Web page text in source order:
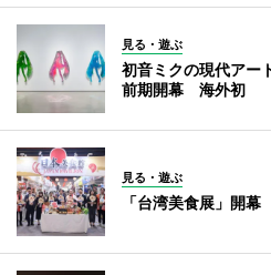
見る・遊ぶ
初音ミクの現代アー
前期開幕 海外初
見る・遊ぶ
「台湾美食展」開